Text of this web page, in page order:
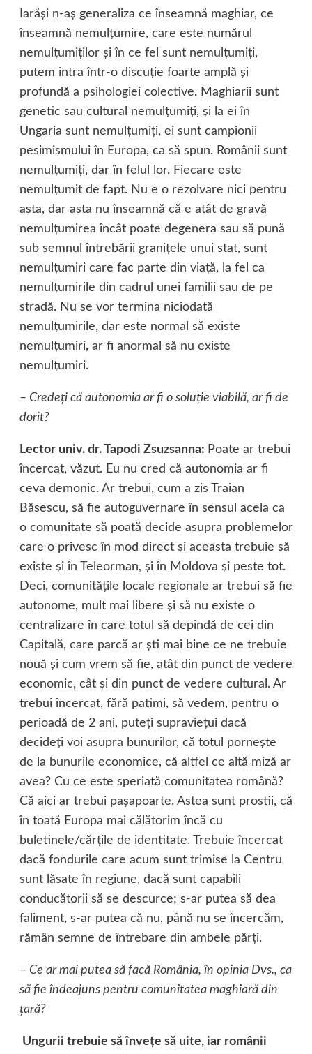
Iarăşi n-aş generaliza ce înseamnă maghiar, ce
înseamnă nemulţumire, care este numărul
nemulţumiţilor şi în ce fel sunt nemulţumiţi,
putem intra într-o discuţie foarte amplă şi
profundă a psihologiei colective. Maghiarii sunt
genetic sau cultural nemulţumiţi, şi la ei în
Ungaria sunt nemulţumiţi, ei sunt campionii
pesimismului în Europa, ca să spun. Românii sunt
nemulţumiţi, dar în felul lor. Fiecare este
nemulţumit de fapt. Nu e o rezolvare nici pentru
asta, dar asta nu înseamnă că e atât de gravă
nemulţumirea încât poate degenera sau să pună
sub semnul întrebării graniţele unui stat, sunt
nemulţumiri care fac parte din viaţă, la fel ca
nemulţumirile din cadrul unei familii sau de pe
stradă. Nu se vor termina niciodată
nemulţumirile, dar este normal să existe
nemulţumiri, ar fi anormal să nu existe
nemulţumiri.
– Credeţi că autonomia ar fi o soluţie viabilă, ar fi de
dorit?
Lector univ. dr. Tapodi Zsuzsanna: Poate ar trebui
încercat, văzut. Eu nu cred că autonomia ar fi
ceva demonic. Ar trebui, cum a zis Traian
Băsescu, să fie autoguvernare în sensul acela ca
o comunitate să poată decide asupra problemelor
care o privesc în mod direct şi aceasta trebuie să
existe şi în Teleorman, şi în Moldova şi peste tot.
Deci, comunităţile locale regionale ar trebui să fie
autonome, mult mai libere şi să nu existe o
centralizare în care totul să depindă de cei din
Capitală, care parcă ar şti mai bine ce ne trebuie
nouă şi cum vrem să fie, atât din punct de vedere
economic, cât şi din punct de vedere cultural. Ar
trebui încercat, fără patimi, să vedem, pentru o
perioadă de 2 ani, puteţi supravieţui dacă
decideţi voi asupra bunurilor, că totul porneşte
de la bunurile economice, că altfel ce altă miză ar
avea? Cu ce este speriată comunitatea română?
Că aici ar trebui paşapoarte. Astea sunt prostii, că
în toată Europa mai călătorim încă cu
buletinele/cărţile de identitate. Trebuie încercat
dacă fondurile care acum sunt trimise la Centru
sunt lăsate în regiune, dacă sunt capabili
conducătorii să se descurce; s-ar putea să dea
faliment, s-ar putea că nu, până nu se încercăm,
rămân semne de întrebare din ambele părţi.
– Ce ar mai putea să facă România, în opinia Dvs., ca
să fie îndeajuns pentru comunitatea maghiară din
ţară?
Ungurii trebuie să înveţe să uite, iar românii